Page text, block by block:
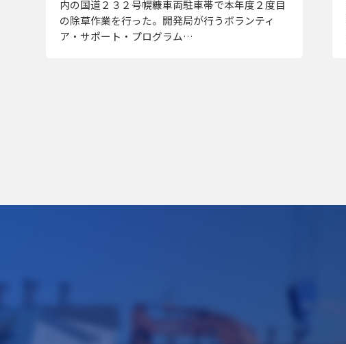
内の国道２３２号幌糠車両駐車帯で本年度２度目
の除草作業を行った。開発局が行うボランティ
ア・サポート・プログラム…